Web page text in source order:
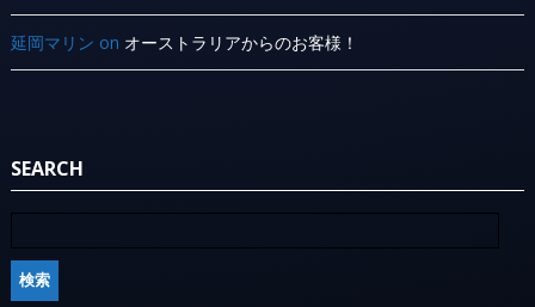
延岡マリン on オーストラリアからのお客様！
SEARCH